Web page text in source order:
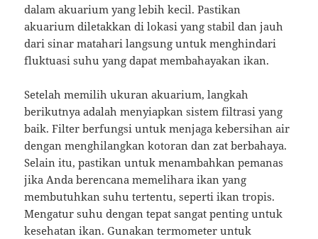
dalam akuarium yang lebih kecil. Pastikan
akuarium diletakkan di lokasi yang stabil dan jauh
dari sinar matahari langsung untuk menghindari
fluktuasi suhu yang dapat membahayakan ikan.
Setelah memilih ukuran akuarium, langkah
berikutnya adalah menyiapkan sistem filtrasi yang
baik. Filter berfungsi untuk menjaga kebersihan air
dengan menghilangkan kotoran dan zat berbahaya.
Selain itu, pastikan untuk menambahkan pemanas
jika Anda berencana memelihara ikan yang
membutuhkan suhu tertentu, seperti ikan tropis.
Mengatur suhu dengan tepat sangat penting untuk
kesehatan ikan. Gunakan termometer untuk